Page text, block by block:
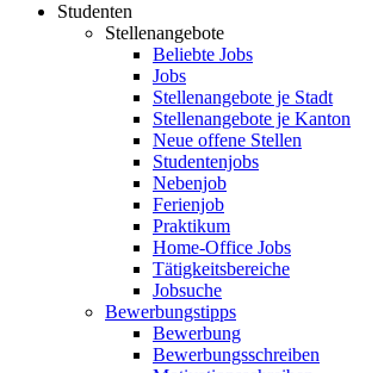
Studenten
Stellenangebote
Beliebte Jobs
Jobs
Stellenangebote je Stadt
Stellenangebote je Kanton
Neue offene Stellen
Studentenjobs
Nebenjob
Ferienjob
Praktikum
Home-Office Jobs
Tätigkeitsbereiche
Jobsuche
Bewerbungstipps
Bewerbung
Bewerbungsschreiben